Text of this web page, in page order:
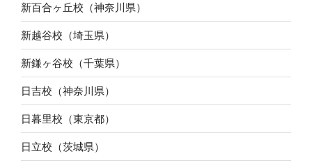
新百合ヶ丘校（神奈川県）
新越谷校（埼玉県）
新鎌ヶ谷校（千葉県）
日吉校（神奈川県）
日暮里校（東京都）
日立校（茨城県）